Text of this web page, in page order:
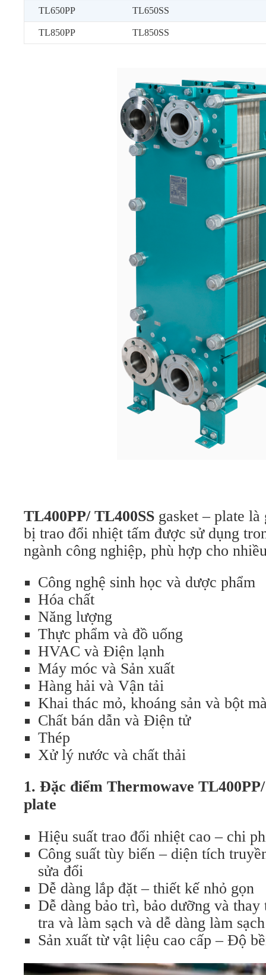
TL650PP TL650SS
TL850PP TL850SS
TL400PP/ TL400SS gasket – plate
bị trao đổi nhiệt tấm được sử dụng
ngành công nghiệp, phù hợp cho
Công nghệ sinh học và dược phẩm
Hóa chất
Năng lượng
Thực phẩm và đồ uống
HVAC và Điện lạnh
Máy móc và Sản xuất
Hàng hải và Vận tải
Khai thác mỏ, khoáng sản và bột
Chất bán dẫn và Điện tử
Thép
Xử lý nước và chất thải
1. Đặc điểm Thermowave
plate
Hiệu suất trao đổi nhiệt cao – chi
Công suất tùy biến – diện tích
sửa đổi
Dễ dàng lắp đặt – thiết kế nhỏ gọn
Dễ dàng bảo trì, bảo dưỡng và
tra và làm sạch và dễ dàng làm
Sản xuất từ vật liệu cao cấp – Độ